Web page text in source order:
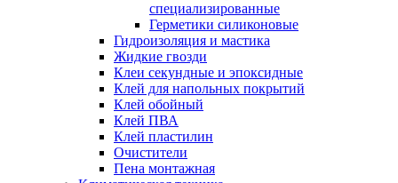
специализированные
Герметики силиконовые
Гидроизоляция и мастика
Жидкие гвозди
Клеи секундные и эпоксидные
Клей для напольных покрытий
Клей обойный
Клей ПВА
Клей пластилин
Очистители
Пена монтажная